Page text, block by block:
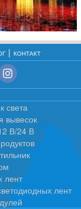
КОНТАКТ
света
вывесок
В/24 В
лент
лент